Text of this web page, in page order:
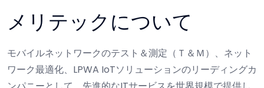
メリテックについて
モバイルネットワークのテスト＆測定（Ｔ＆Ｍ）、ネット
ワーク最適化、LPWA IoTソリューションのリーディングカ